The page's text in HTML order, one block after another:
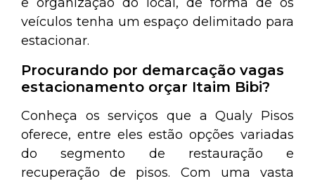
veículos tenha um espaço delimitado para
estacionar.
Procurando por demarcação vagas
estacionamento orçar Itaim Bibi?
Conheça os serviços que a Qualy Pisos
oferece, entre eles estão opções variadas
do segmento de restauração e
recuperação de pisos. Com uma vasta